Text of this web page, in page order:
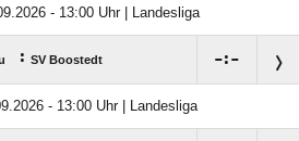
- 13:00 Uhr | Landesliga
: SV Boostedt :
- 13:00 Uhr | Landesliga